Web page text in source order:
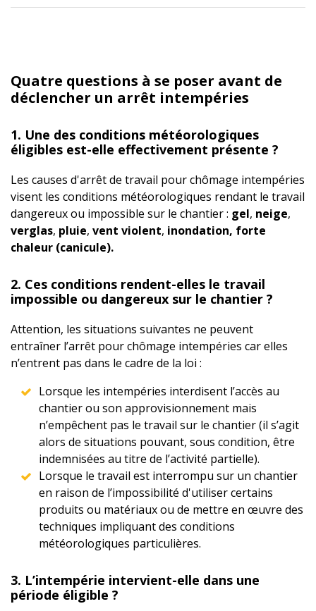
Quatre questions à se poser avant de
déclencher un arrêt intempéries
1. Une des conditions météorologiques
éligibles est-elle effectivement présente ?
Les causes d'arrêt de travail pour chômage intempéries
visent les conditions météorologiques rendant le travail
dangereux ou impossible sur le chantier : gel, neige,
verglas, pluie, vent violent, inondation, forte
chaleur (canicule).
2. Ces conditions rendent-elles le travail
impossible ou dangereux sur le chantier ?
Attention, les situations suivantes ne peuvent
entraîner l’arrêt pour chômage intempéries car elles
n’entrent pas dans le cadre de la loi :
Lorsque les intempéries interdisent l’accès au
chantier ou son approvisionnement mais
n’empêchent pas le travail sur le chantier (il s’agit
alors de situations pouvant, sous condition, être
indemnisées au titre de l’activité partielle).
Lorsque le travail est interrompu sur un chantier
en raison de l’impossibilité d'utiliser certains
produits ou matériaux ou de mettre en œuvre des
techniques impliquant des conditions
météorologiques particulières.
3. L’intempérie intervient-elle dans une
période éligible ?